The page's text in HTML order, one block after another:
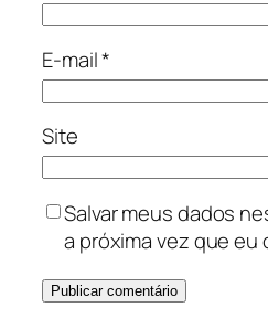
E-mail*
Site
Salvar meus dados
a próxima vez que eu